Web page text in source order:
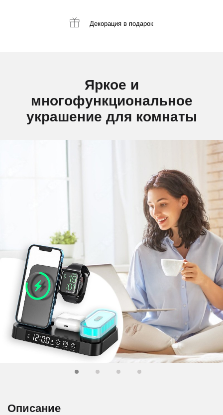
Декорация в подарок
Яркое и
многофункциональное
украшение для комнаты
Описание